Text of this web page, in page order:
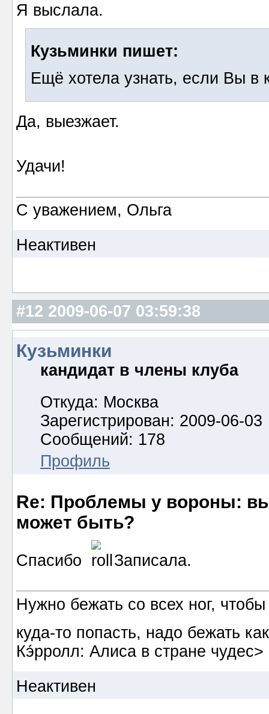
Я выслала.
Кузьминки пишет:
Ещё хотела узнать, если Вы в
Да, выезжает.
Удачи!
С уважением, Ольга
Неактивен
#12 2009-06-07 03:59:38
Кузьминки
кандидат в члены клуба
Откуда: Москва
Зарегистрирован: 2009-06-03
Сообщений: 178
Профиль
Re: Проблемы у вороны:
может быть?
Спасибо Записала.
Нужно бежать со всех ног,
куда-то попасть, надо бежать
Кэ́рролл: Алиса в стране чудес>
Неактивен